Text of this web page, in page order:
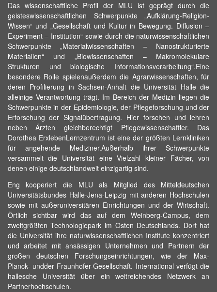
Das wissenschaftliche Profil der MLU ist geprägt durch die
geisteswissenschaftlichen Schwerpunkte „Aufklärung-Religion-
Wissen“ und „Gesellschaft und Kultur in Bewegung. Diffusion –
Experiment – Institution“ sowie durch die naturwissenschaftlichen
Schwerpunkte „Materialwissenschaften – Nanostrukturierte
Materialien“ und „Biowissenschaften – Makromolekulare
Strukturen und biologische Informationsverarbeitung“.Eine
besondere Rolle spielenaußerdem die Agrarwissenschaften, für
deren Profilierung in Sachsen-Anhalt die Universität Halle die
alleinige Verantwortung trägt. Im Bereich der Medizin liegen die
Schwerpunkte in der Epidemiologie, der Pflegeforschung und der
Erforschung der Signalübertragung. Hier forschen und lehren
neben Ärzten gleichberechtigt Pflegewissenschaftler. Das
Dorothea ErxlebenLernzentrum ist eine der größten Lernkliniken
für angehende Mediziner.Außerhalb ihrer Schwerpunkte
versammelt die Universität eine Vielzahl kleiner Fächer, von
denen einige deutschlandweit einzigartig sind.
Eng kooperiert die MLU als Mitglied des Mitteldeutschen
Universitätsbundes Halle-Jena-Leipzig mit anderen Hochschulen
sowie mit außeruniversitären Einrichtungen und der Wirtschaft.
Örtlich sichtbar wird das auf dem Weinberg-Campus, dem
zweitgrößten Technologiepark im Osten Deutschlands. Dort hat
die Universität ihre naturwissenschaftlichen Institute konzentriert
und arbeitet mit ansässigen Unternehmen und Partnern der
großen deutschen Forschungseinrichtungen, wie der Max-
Planck- undder Fraunhofer-Gesellschaft. International verfügt die
hallesche Universität über ein weitreichendes Netzwerk an
Partnerhochschulen.